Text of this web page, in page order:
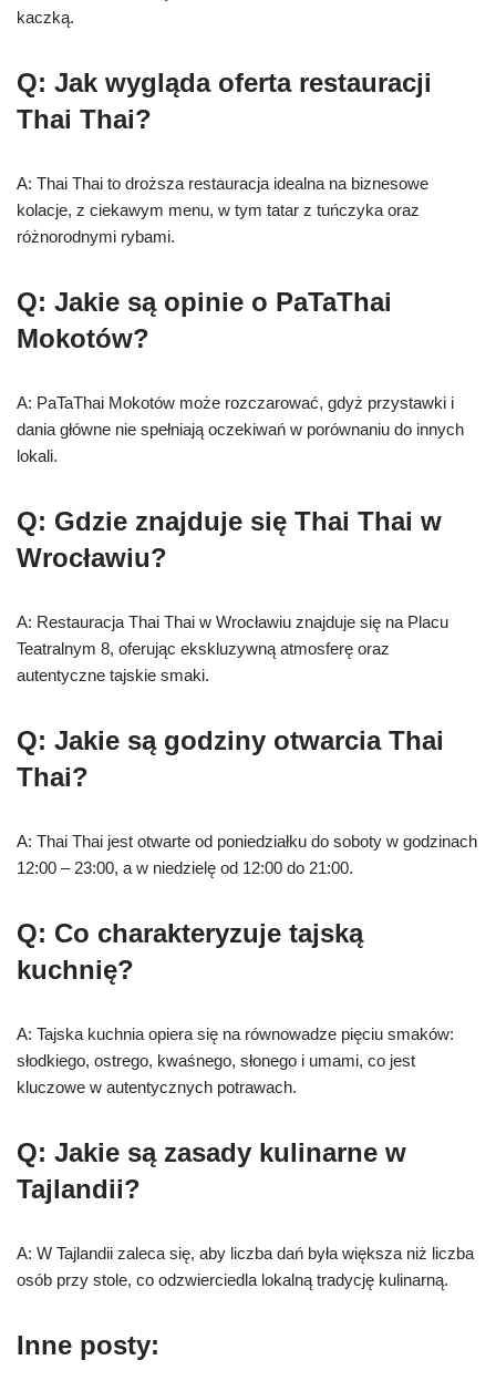
kaczką.
Q: Jak wygląda oferta restauracji
Thai Thai?
A: Thai Thai to droższa restauracja idealna na biznesowe
kolacje, z ciekawym menu, w tym tatar z tuńczyka oraz
różnorodnymi rybami.
Q: Jakie są opinie o PaTaThai
Mokotów?
A: PaTaThai Mokotów może rozczarować, gdyż przystawki i
dania główne nie spełniają oczekiwań w porównaniu do innych
lokali.
Q: Gdzie znajduje się Thai Thai w
Wrocławiu?
A: Restauracja Thai Thai w Wrocławiu znajduje się na Placu
Teatralnym 8, oferując ekskluzywną atmosferę oraz
autentyczne tajskie smaki.
Q: Jakie są godziny otwarcia Thai
Thai?
A: Thai Thai jest otwarte od poniedziałku do soboty w godzinach
12:00 – 23:00, a w niedzielę od 12:00 do 21:00.
Q: Co charakteryzuje tajską
kuchnię?
A: Tajska kuchnia opiera się na równowadze pięciu smaków:
słodkiego, ostrego, kwaśnego, słonego i umami, co jest
kluczowe w autentycznych potrawach.
Q: Jakie są zasady kulinarne w
Tajlandii?
A: W Tajlandii zaleca się, aby liczba dań była większa niż liczba
osób przy stole, co odzwierciedla lokalną tradycję kulinarną.
Inne posty: